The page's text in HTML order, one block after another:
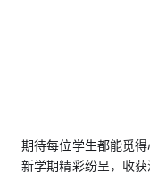
期待每位学生都能觅
新学期精彩纷呈，收获